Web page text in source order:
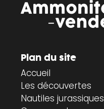
Plan du site
Accueil
Les découvertes
Nautiles jurassiques